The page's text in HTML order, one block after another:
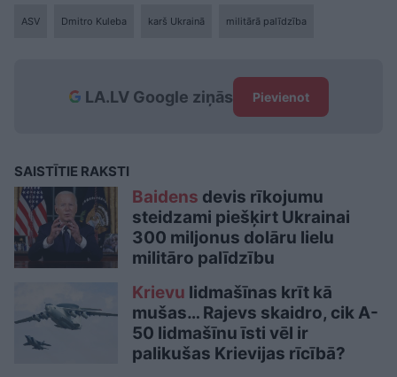
ASV Dmitro Kuleba karš Ukrainā militārā palīdzība
LA.LV Google ziņās Pievienot
SAISTĪTIE RAKSTI
Baidens devis rīkojumu
steidzami piešķirt Ukrainai
300 miljonus dolāru lielu
militāro palīdzību
Krievu lidmašīnas krīt kā
mušas… Rajevs skaidro, cik A-
50 lidmašīnu īsti vēl ir
palikušas Krievijas rīcībā?